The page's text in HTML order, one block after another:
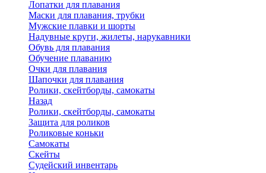
Лопатки для плавания
Маски для плавания, трубки
Мужские плавки и шорты
Надувные круги, жилеты, нарукавники
Обувь для плавания
Обучение плаванию
Очки для плавания
Шапочки для плавания
Ролики, скейтборды, самокаты
Назад
Ролики, скейтборды, самокаты
Защита для роликов
Роликовые коньки
Самокаты
Скейты
Судейский инвентарь